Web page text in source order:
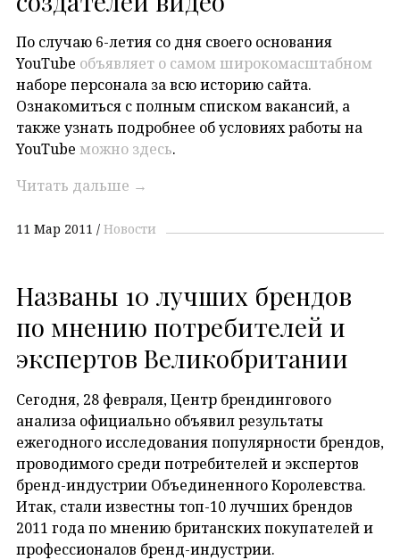
По случаю 6-летия со дня своего основания
YouTube объявляет о самом широкомасштабном
наборе персонала за всю историю сайта.
Ознакомиться с полным списком вакансий, а
также узнать подробнее об условиях работы на
YouTube можно здесь.
Читать дальше →
11 Мар 2011 Новости
Названы 10 лучших брендов
по мнению потребителей и
экспертов Великобритании
Сегодня, 28 февраля, Центр брендингового
анализа официально объявил результаты
ежегодного исследования популярности брендов,
проводимого среди потребителей и экспертов
бренд-индустрии Объединенного Королевства.
Итак, стали известны топ-10 лучших брендов
2011 года по мнению британских покупателей и
профессионалов бренд-индустрии.